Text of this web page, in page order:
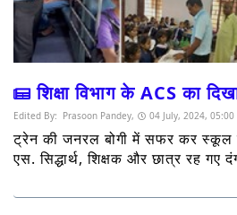
शिक्षा विभाग के ACS का
Edited By: Prasoon Pandey, 04 July, 2024, 05:00
ट्रेन की जनरल बोगी में सफर कर स्कूल
एस. सिद्धार्थ, शिक्षक और छात्र रह गए